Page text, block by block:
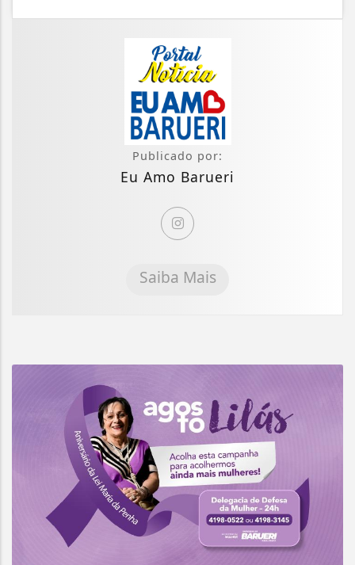
Publicado por:
Eu Amo Barueri
Saiba Mais